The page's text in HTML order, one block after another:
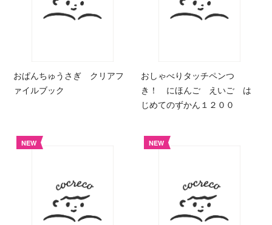
おぱんちゅうさぎ クリアフ
ァイルブック
おしゃべりタッチペンつ
き！ にほんご えいご は
じめてのずかん１２００
NEW NEW